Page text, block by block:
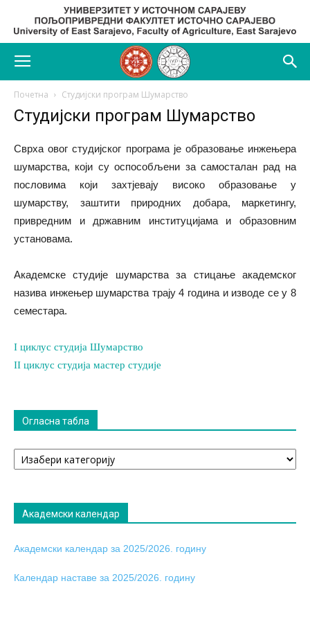
Почетна Студијски програм Шумарство
Студијски програм Шумарство
Сврха овог студијског програма је образовање инжењера
шумарства, који су оспособљени за самосталан рад на
пословима који захтјевају високо образовање у
шумарству, заштити природних добара, маркетингу,
привредним и државним институцијама и образовним
установама.
Академске студије шумарства за стицање академског
назива инжењер шумарства трају 4 година и изводе се у 8
семестара.
I циклус студија Шумарство
II циклус студија мастер студије
Огласна табла
Огласна
табла
Академски календар
Академски календар за 2025/2026. годину
Календар наставе за 2025/2026. годину